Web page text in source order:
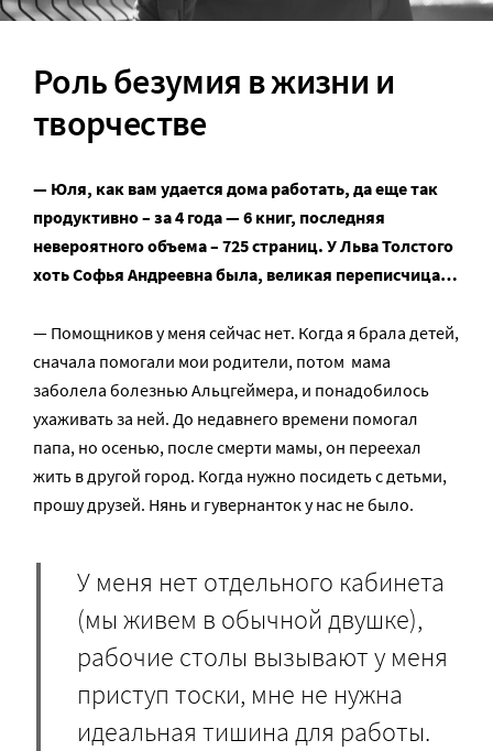
Роль безумия в жизни и
творчестве
— Юля, как вам удается дома работать, да еще так
продуктивно – за 4 года — 6 книг, последняя
невероятного объема – 725 страниц. У Льва Толстого
хоть Софья Андреевна была, великая переписчица…
— Помощников у меня сейчас нет. Когда я брала детей,
сначала помогали мои родители, потом мама
заболела болезнью Альцгеймера, и понадобилось
ухаживать за ней. До недавнего времени помогал
папа, но осенью, после смерти мамы, он переехал
жить в другой город. Когда нужно посидеть с детьми,
прошу друзей. Нянь и гувернанток у нас не было.
У меня нет отдельного кабинета
(мы живем в обычной двушке),
рабочие столы вызывают у меня
приступ тоски, мне не нужна
идеальная тишина для работы.